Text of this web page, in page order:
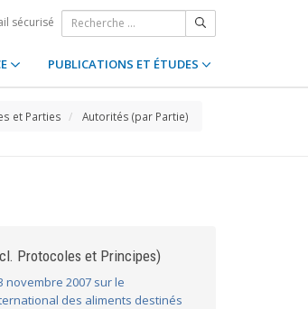
sécurisé
PUBLICATIONS ET ÉTUDES
et Parties Autorités (par Partie)
Protocoles et Principes)
novembre 2007 sur le
des aliments destinés